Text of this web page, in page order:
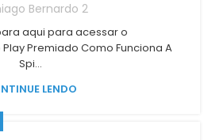
Bernardo 2
aqui para acessar o
Premiado Como Funciona A
Spi...
LENDO